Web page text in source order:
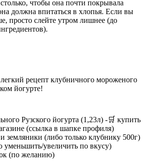
чтобы она почти покрывала
должна впитаться в хлопья. Если вы
просто слейте утром лишнее (до
рецепт клубничного мороженого
йогурте!
Рузского йогурта (1,23л) -🛒 купить
(ссылка в шапке профиля)
земляники (либо только клубнику 500г)
уменьшить/увеличить по вкусу)
(по желанию)